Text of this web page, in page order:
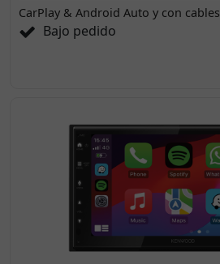
CarPlay & Android Auto y con cables
Bajo pedido